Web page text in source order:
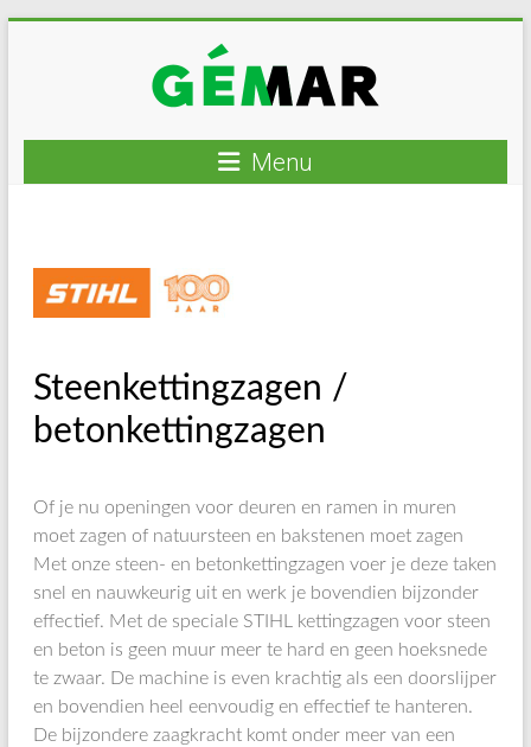
GEMAR
rijplaten
winkel
Menu
Steenkettingzagen /
betonkettingzagen
Of je nu openingen voor deuren en ramen in muren
moet zagen of natuursteen en bakstenen moet zagen
Met onze steen- en betonkettingzagen voer je deze taken
snel en nauwkeurig uit en werk je bovendien bijzonder
effectief. Met de speciale STIHL kettingzagen voor steen
en beton is geen muur meer te hard en geen hoeksnede
te zwaar. De machine is even krachtig als een doorslijper
en bovendien heel eenvoudig en effectief te hanteren.
De bijzondere zaagkracht komt onder meer van een